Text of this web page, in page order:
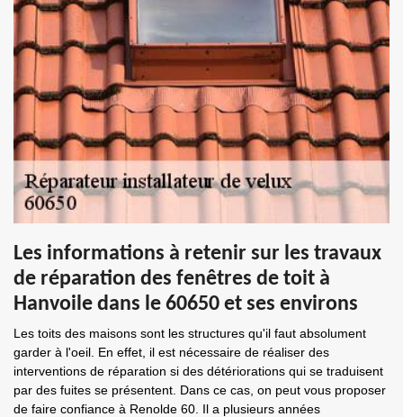
Les informations à retenir sur les travaux
de réparation des fenêtres de toit à
Hanvoile dans le 60650 et ses environs
Les toits des maisons sont les structures qu'il faut absolument
garder à l'oeil. En effet, il est nécessaire de réaliser des
interventions de réparation si des détériorations qui se traduisent
par des fuites se présentent. Dans ce cas, on peut vous proposer
de faire confiance à Renolde 60. Il a plusieurs années